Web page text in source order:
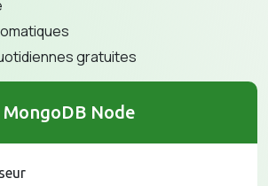
gratuites
MongoDB Node